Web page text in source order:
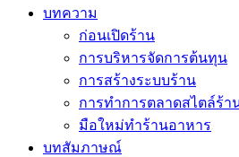
บทความ
ก่อนเปิดร้าน
การบริหารจัดการต้นทุน
การสร้างระบบร้าน
การทำการตลาดสไตล์ร้า
มือใหม่ทำร้านอาหาร
บทสัมภาษณ์